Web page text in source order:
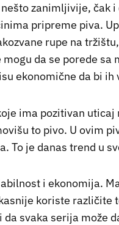
zanimljivije, čak
pripreme piva.
rupe na
da se porede
ekonomične da bi
ima pozitivan
to pivo. U ovim
To je danas trend u
i ekonomija.
koriste različite
svaka serija može